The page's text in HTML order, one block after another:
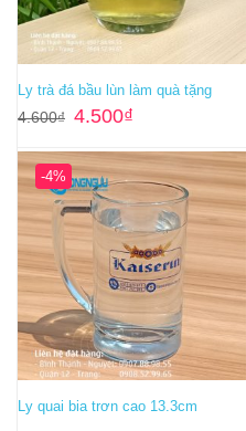
Ly trà đá bầu lùn làm quà tặng
4.600₫ Giá
gốc
4.600₫.
4.500₫
là:
4.500₫.
-4%
Ly quai bia trơn cao 13.3cm